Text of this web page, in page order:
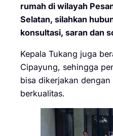
rumah di wilayah
Selatan, silahkan
konsultasi, saran dan
Kepala Tukang juga
Cipayung, sehingga
bisa dikerjakan dengan
berkualitas.